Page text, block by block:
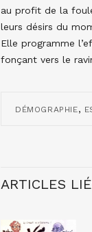
au profit de la
leurs désirs du
Elle programme
fonçant vers le
DÉMOGRAPHIE,
ARTICLES